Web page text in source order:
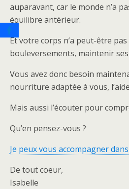
auparavant, car le monde n’a
équilibre antérieur.
Et votre corps n’a peut-être
bouleversements, maintenir
Vous avez donc besoin
nourriture adaptée à vous,
Mais aussi l’écouter pour
Qu’en pensez-vous ?
Je peux vous accompagner
De tout coeur,
Isabelle